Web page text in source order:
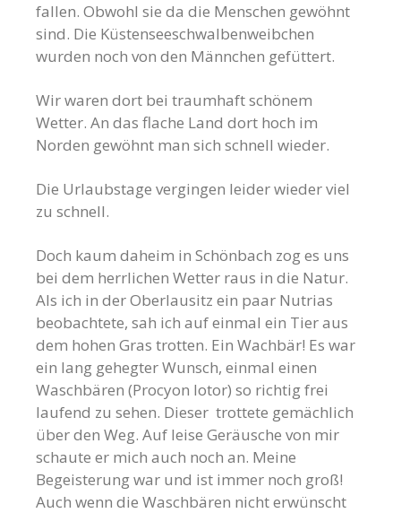
fallen. Obwohl sie da die Menschen gewöhnt
sind. Die Küstenseeschwalbenweibchen
wurden noch von den Männchen gefüttert.
Wir waren dort bei traumhaft schönem
Wetter. An das flache Land dort hoch im
Norden gewöhnt man sich schnell wieder.
Die Urlaubstage vergingen leider wieder viel
zu schnell.
Doch kaum daheim in Schönbach zog es uns
bei dem herrlichen Wetter raus in die Natur.
Als ich in der Oberlausitz ein paar Nutrias
beobachtete, sah ich auf einmal ein Tier aus
dem hohen Gras trotten. Ein Wachbär! Es war
ein lang gehegter Wunsch, einmal einen
Waschbären (Procyon lotor) so richtig frei
laufend zu sehen. Dieser trottete gemächlich
über den Weg. Auf leise Geräusche von mir
schaute er mich auch noch an. Meine
Begeisterung war und ist immer noch groß!
Auch wenn die Waschbären nicht erwünscht